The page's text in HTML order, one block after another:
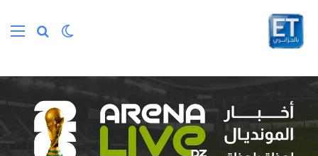
بحث عن
الوضع المظلم